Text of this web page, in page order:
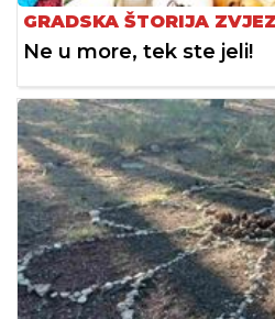
GRADSKA ŠTORIJA
Ne u more, tek ste jeli!